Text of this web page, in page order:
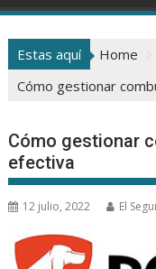
Estas aquí Home
Cómo gestionar
Cómo gestionar
efectiva
12 julio, 2022 El